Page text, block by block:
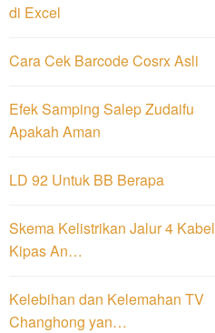
di Excel
Cara Cek Barcode Cosrx Asli
Efek Samping Salep Zudaifu
Apakah Aman
LD 92 Untuk BB Berapa
Skema Kelistrikan Jalur 4 Kabel
Kipas An…
Kelebihan dan Kelemahan TV
Changhong yan…